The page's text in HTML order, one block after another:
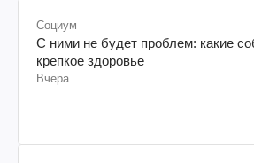
Социум
С ними не будет проблем: какие
крепкое здоровье
Вчера